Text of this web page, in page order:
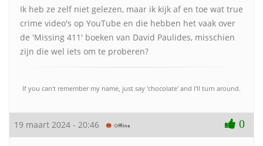
Ik heb ze zelf niet gelezen, maar ik kijk af en toe wat true
crime video's op YouTube en die hebben het vaak over
de 'Missing 411' boeken van David Paulides, misschien
zijn die wel iets om te proberen?
If you can't remember my name, just say 'chocolate' and I'll turn around.
19 maart 2024 - 20:46 0